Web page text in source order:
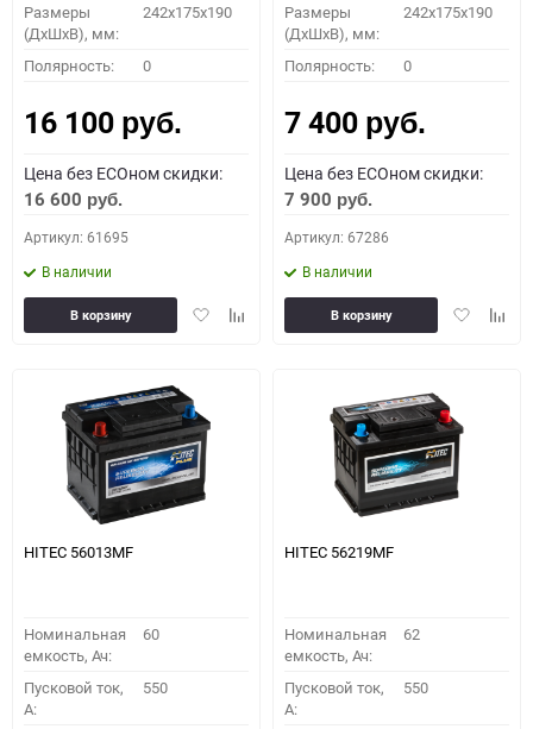
ПОДОБРАТЬ
Как определить полярность?
0 - обратная 1 - прямая 3 - обратная 4 - прямая
Размеры
(ДхШхВ), мм:
242x175x190
Полярность: 0
16 100 руб.
Цена без ECOном скидки:
16 600 руб.
Артикул: 61695
В наличии
ДобавитьДобавить
В корзину
Размеры
(ДхШхВ), мм:
242x175x190
Полярность: 0
7 400 руб.
Цена без ECOном скидки:
7 900 руб.
Артикул: 67286
В наличии
Добавить
В корзину
HITEC 56013MF
Номинальная
емкость, Ач:
60
Пусковой ток,
A:
550
HITEC 56219MF
Номинальная
емкость, Ач:
62
Пусковой ток,
A:
550